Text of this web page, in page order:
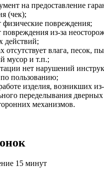
на предоставление
(чек);
физические повреждения;
повреждения из-за
отсутствует влага, песок,
мусор и т.п.;
нет нарушений
пользованию;
изделия, возникших из-
переделывания
механизмов.
15 минут